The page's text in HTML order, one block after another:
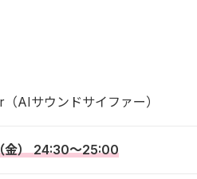
AIサウンドサイファー）
金） 24:30～25:00